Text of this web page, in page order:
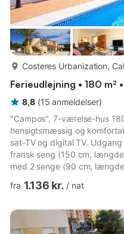
Costeres Urbanization,
Ferieudlejning • 180 m²
8,8 (15 anmeldelser)
"Campos", 7-værelse-hus
hensigtsmæssig og
sat-TV og digital TV.
fransk seng (150 cm,
med 2 senge (90 cm,
kaffemaskine). Brus/WC.
Udgang til veranda. 1
længde 190 cm), ventilator.
fra 1.136 kr. / nat